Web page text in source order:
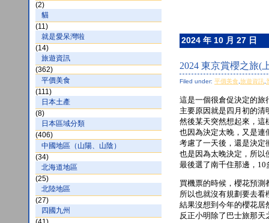
(2)
貓
(11)
就是愛呆灣啦
(14)
旅遊資訊
(362)
平價美食
(111)
日本土產
(8)
日本區域分類
(406)
中國地區（山陽、山陰）
(34)
北海道地區
(25)
北陸地區
(27)
四國九州
2024 年 10 月 27 日
2024 東京賞櫻之旅(
Filed under: 平價美食 旅遊資訊
這是一個很倉促決定的旅
主要原因就是四月初的
然後某天突然想起來，這
也因為決定太晚，又是連
考慮了一天後，還是決定
也是因為太晚決定，所以
最後選了南千住那邊，
買機票的時候，櫻花預測
所以也就沒有規劃要去
結果沒想到今年的櫻花居
反正小明除了巴士旅那